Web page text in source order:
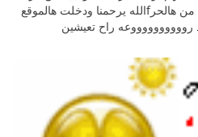
جهنم وعذابها آآآآآمين أخواتي متنا من هالحرfالله يرحمنا ودخلت هالموقع
رووووووووووعه راح تعيشين